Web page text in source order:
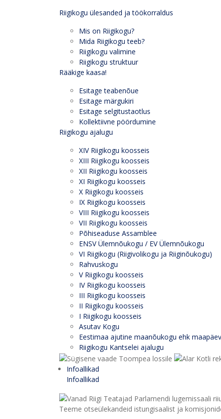
Riigikogu ülesanded ja töökorraldus
Mis on Riigikogu?
Mida Riigikogu teeb?
Riigikogu valimine
Riigikogu struktuur
Rääkige kaasa!
Esitage teabenõue
Esitage märgukiri
Esitage selgitustaotlus
Kollektiivne pöördumine
Riigikogu ajalugu
XIV Riigikogu koosseis
XIII Riigikogu koosseis
XII Riigikogu koosseis
XI Riigikogu koosseis
X Riigikogu koosseis
IX Riigikogu koosseis
VIII Riigikogu koosseis
VII Riigikogu koosseis
Põhiseaduse Assamblee
ENSV Ülemnõukogu / EV Ülemnõukogu
VI Riigikogu (Riigivolikogu ja Riiginõukogu)
Rahvuskogu
V Riigikogu koosseis
IV Riigikogu koosseis
III Riigikogu koosseis
II Riigikogu koosseis
I Riigikogu koosseis
Asutav Kogu
Eestimaa ajutine maanõukogu ehk maapäev
Riigikogu Kantselei ajalugu
Infoallikad
Infoallikad
Teeme otseülekandeid istungisaalist ja